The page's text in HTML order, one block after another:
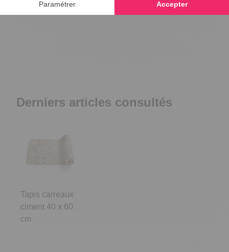
9,99 €
Derniers articles consultés
Tapis carreaux
ciment 40 x 60
cm